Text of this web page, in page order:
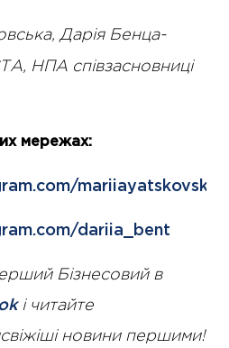
Дарія Бенца-
НПА співзасновниці
мережах:
mariiayatskovska
dariia_bent
Бізнесовий в
і читайте
новини першими!